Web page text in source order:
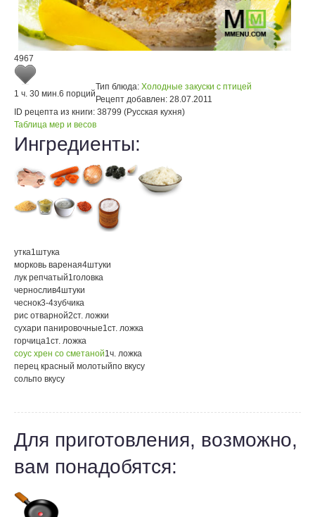
4967
1 ч. 30 мин.6 порций
Тип блюда: Холодные закуски с птицей
Рецепт добавлен: 28.07.2011
ID рецепта из книги: 38799 (Русская кухня)
Таблица мер и весов
Ингредиенты:
утка1штука
морковь вареная4штуки
лук репчатый1головка
чернослив4штуки
чеснок3-4зубчика
рис отварной2ст. ложки
сухари панировочные1ст. ложка
горчица1ст. ложка
соус хрен со сметаной1ч. ложка
перец красный молотыйпо вкусу
сольпо вкусу
Для приготовления, возможно,
вам понадобятся: